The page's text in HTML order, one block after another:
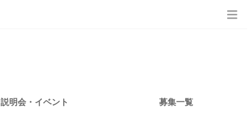
説明会・イベント 募集一覧